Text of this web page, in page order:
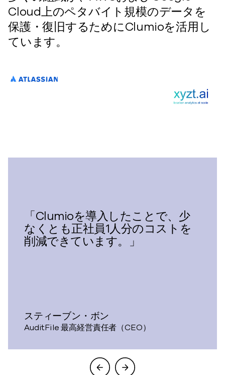
Cloud上のペタバイト規模のデータを
保護・復旧するためにClumioを活用し
ています。
「Clumioを導入したことで、少
なくとも正社員1人分のコストを
削減できています。」
スティーブン・ボン
AuditFile 最高経営責任者（CEO）